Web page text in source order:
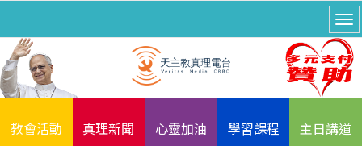
教會活動 真理新聞 心靈加油 學習課程 主日講道